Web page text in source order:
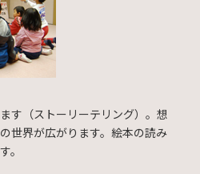
す（ストーリーテリング）。想
世界が広がります。絵本の読み
。